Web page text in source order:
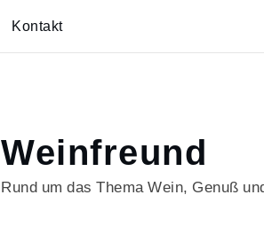
Kontakt
Weinfreund
Rund um das Thema Wein, Genuß